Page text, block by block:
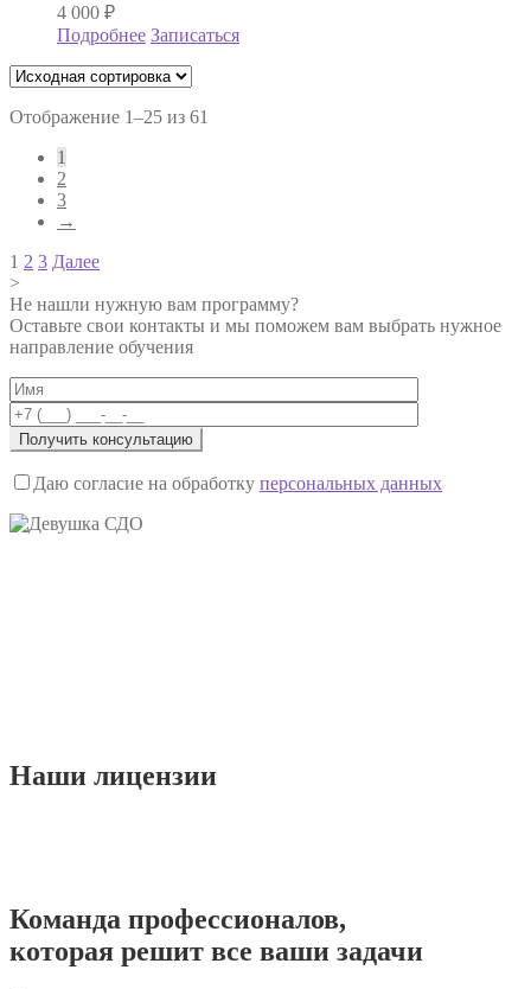
4 000 ₽
Подробнее Записаться
Отображение 1–25 из 61
1
2
3
→
Навигация
по
записям
1 2 3 Далее
>
Не нашли нужную вам программу?
Оставьте свои контакты и мы поможем вам выбрать нужное
направление обучения
Даю согласие на обработку персональных данных
Наши лицензии
Команда профессионалов,
которая решит все ваши задачи